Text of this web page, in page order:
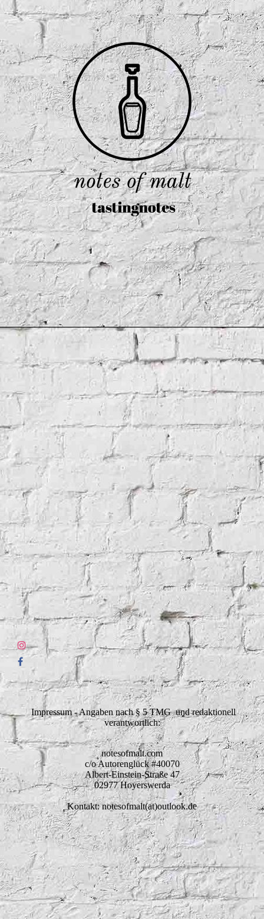
Impressum - Angaben nach § 5 TMG und redaktionell
verantwortlich:
notesofmalt.com
c/o Autorenglück #40070
Albert-Einstein-Straße 47
02977 Hoyerswerda
Kontakt: notesofmalt(at)outlook.de